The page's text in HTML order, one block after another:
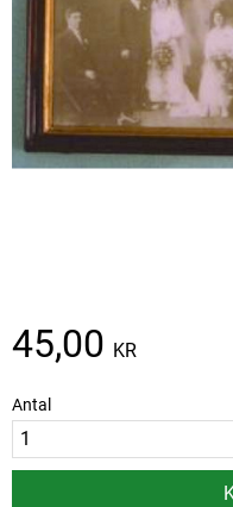
45,00 KR
Antal